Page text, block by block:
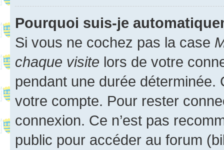
Pourquoi suis-je
Si vous ne cochez pas la case
chaque visite lors de votre
pendant une durée déterminée.
votre compte. Pour rester
connexion. Ce n’est pas
public pour accéder au forum